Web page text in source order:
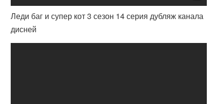
Леди баг и супер кот 3 сезон 14 серия дубляж канала
дисней